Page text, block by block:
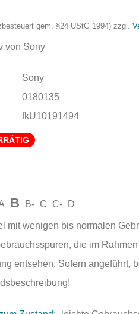
gem. §24 UStG 1994) zzgl.
von Sony
Sony
0180135
fkU10191494
B B- C C- D
mit wenigen bis normalen
die im
entsehen. Sofern angeführt,